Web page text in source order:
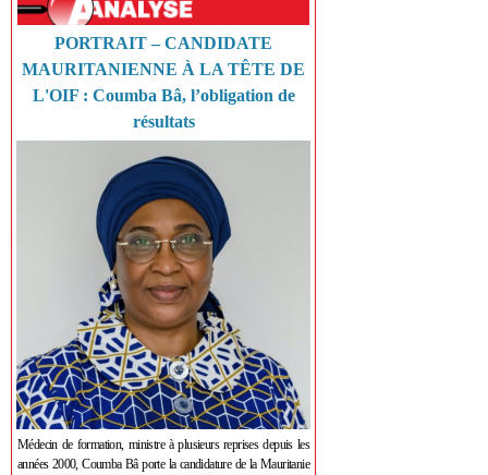
PORTRAIT – CANDIDATE
MAURITANIENNE À LA TÊTE DE
L'OIF : Coumba Bâ, l’obligation de
résultats
Médecin de formation, ministre à plusieurs reprises depuis les
années 2000, Coumba Bâ porte la candidature de la Mauritanie